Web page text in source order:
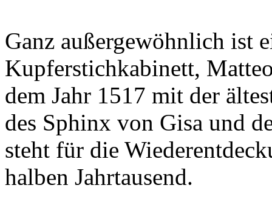
Ganz außergewöhnlich ist
Kupferstichkabinett,
dem Jahr 1517 mit der
des Sphinx von Gisa und
steht für die
halben Jahrtausend.